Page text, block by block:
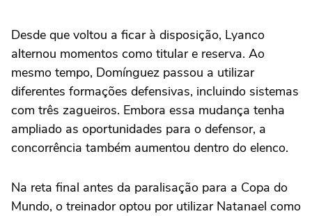
Desde que voltou a ficar à disposição, Lyanco
alternou momentos como titular e reserva. Ao
mesmo tempo, Domínguez passou a utilizar
diferentes formações defensivas, incluindo sistemas
com três zagueiros. Embora essa mudança tenha
ampliado as oportunidades para o defensor, a
concorrência também aumentou dentro do elenco.
Na reta final antes da paralisação para a Copa do
Mundo, o treinador optou por utilizar Natanael como